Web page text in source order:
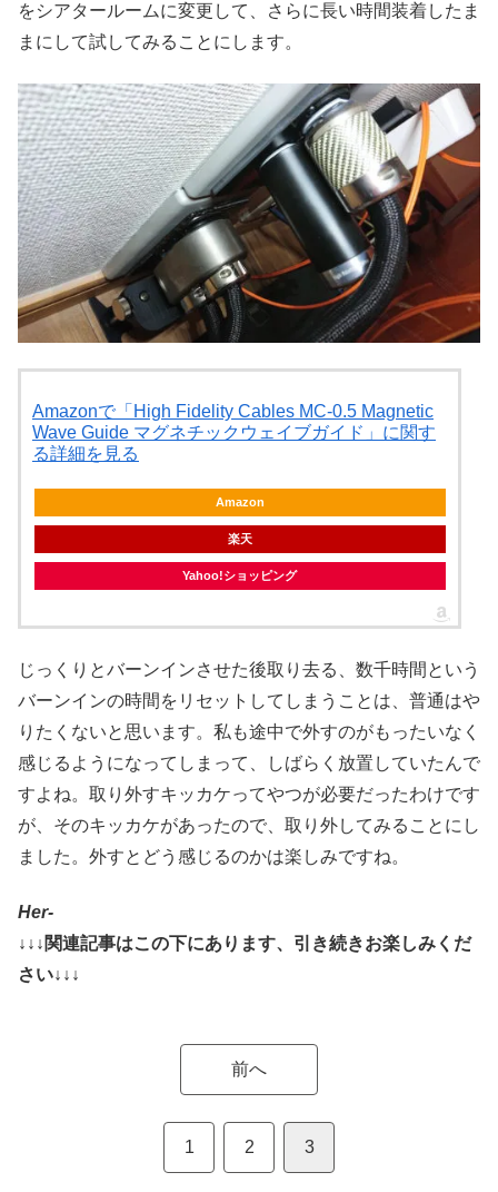
をシアタールームに変更して、さらに長い時間装着したま
まにして試してみることにします。
Amazonで「High Fidelity Cables MC-0.5 Magnetic
Wave Guide マグネチックウェイブガイド」に関す
る詳細を見る
Amazon
楽天
Yahoo!ショッピング
じっくりとバーンインさせた後取り去る、数千時間という
バーンインの時間をリセットしてしまうことは、普通はや
りたくないと思います。私も途中で外すのがもったいなく
感じるようになってしまって、しばらく放置していたんで
すよね。取り外すキッカケってやつが必要だったわけです
が、そのキッカケがあったので、取り外してみることにし
ました。外すとどう感じるのかは楽しみですね。
Her-
↓↓↓関連記事はこの下にあります、引き続きお楽しみくだ
さい↓↓↓
前へ
1 2 3